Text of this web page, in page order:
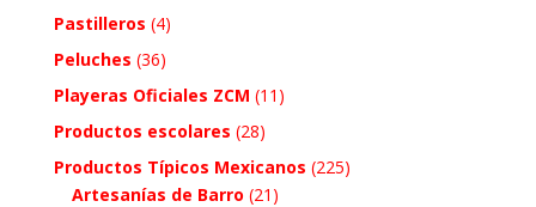
Pastilleros (4)
Peluches (36)
Playeras Oficiales ZCM (11)
Productos escolares (28)
Productos Típicos Mexicanos (225)
Artesanías de Barro (21)